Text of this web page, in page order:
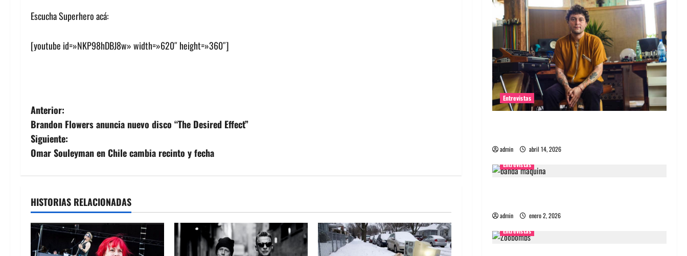
Escucha Superhero acá:
[youtube id=»NKP98hDBJ8w» width=»620″ height=»360″]
N
a
v
g
a
c
Anterior:
Brandon Flowers anuncia nuevo disco “The Desired Effect”
Siguiente:
Omar Souleyman en Chile cambia recinto y fecha
HISTORIAS RELACIONADAS
Entrevistas
admin
abril 14, 2026
Entrevistas
admin
enero 2, 2026
Entrevistas